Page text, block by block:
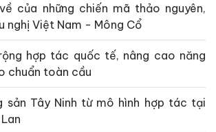
của những chiến mã thảo nguyên,
nghị Việt Nam - Mông Cổ
hợp tác quốc tế, nâng cao năng
chuẩn toàn cầu
sản Tây Ninh từ mô hình hợp tác tại